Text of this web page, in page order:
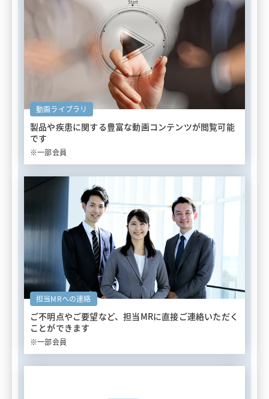
動画ライブラリ
製品や疾患に関する豊富な動画コンテンツが閲覧可能
です
※一部会員
担当MRへの連絡
ご不明点やご要望など、担当MRに直接ご連絡いただく
ことができます
※一部会員